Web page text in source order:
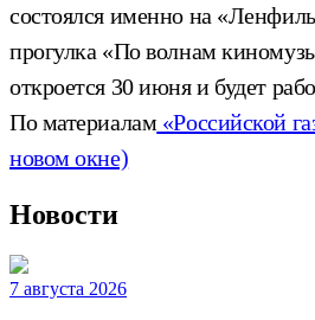
состоялся именно на
прогулка «По волнам
откроется 30 июня и будет
По материалам «Российской
новом окне)
Новости
7 августа 2026